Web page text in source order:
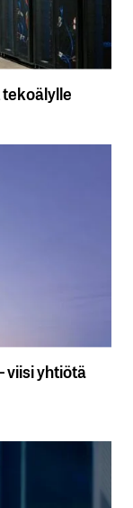
viisi yhtiötä